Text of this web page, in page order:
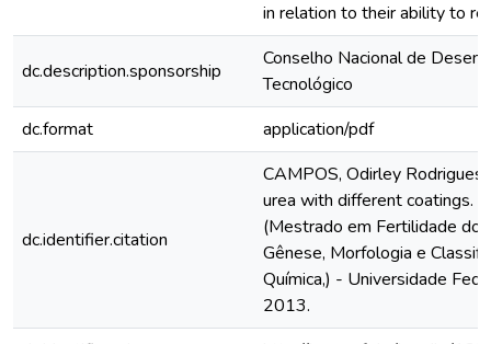
in relation to their ability to
dc.description.sponsorship
Conselho Nacional de
Tecnológico
dc.format
application/pdf
dc.identifier.citation
CAMPOS, Odirley
urea with different coatings.
(Mestrado em Fertilidade do
Gênese, Morfologia e
Química,) - Universidade
2013.